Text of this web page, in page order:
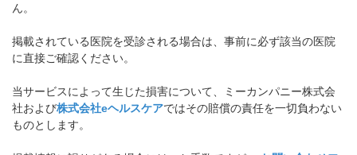
ん。
掲載されている医院を受診される場合は、事前に必ず該当の医院
に直接ご確認ください。
当サービスによって生じた損害について、ミーカンパニー株式会
社および株式会社eヘルスケアではその賠償の責任を一切負わない
ものとします。